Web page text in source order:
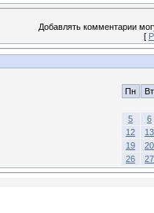
Добавлять комментарии
[
Пн Вт
5
6
12
13
19
20
26
27